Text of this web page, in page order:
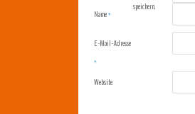
Name*
E-Mail-Adresse
*
Website
speichern.